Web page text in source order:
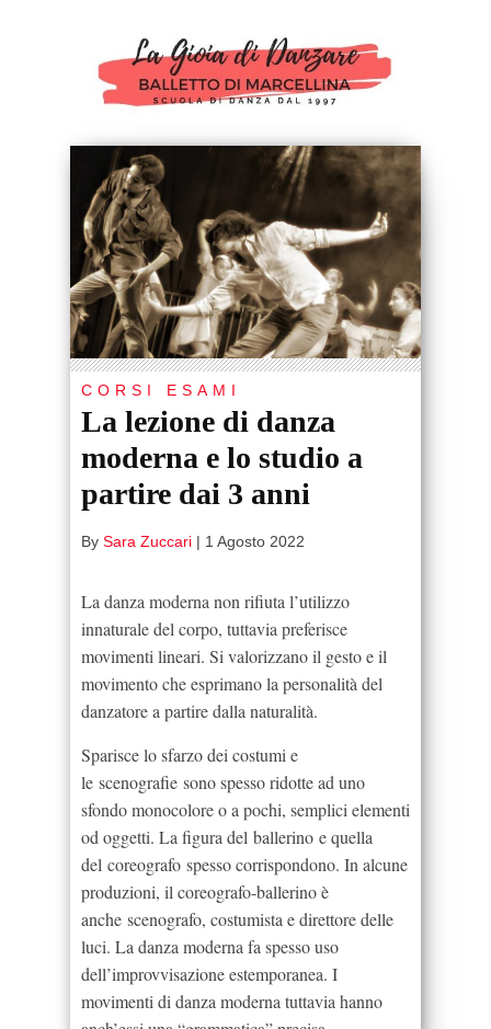
CORSI ESAMI
La lezione di danza
moderna e lo studio a
partire dai 3 anni
By Sara Zuccari | 1 Agosto 2022
La danza moderna non rifiuta l’utilizzo
innaturale del corpo, tuttavia preferisce
movimenti lineari. Si valorizzano il gesto e il
movimento che esprimano la personalità del
danzatore a partire dalla naturalità.
Sparisce lo sfarzo dei costumi e
le scenografie sono spesso ridotte ad uno
sfondo monocolore o a pochi, semplici elementi
od oggetti. La figura del ballerino e quella
del coreografo spesso corrispondono. In alcune
produzioni, il coreografo-ballerino è
anche scenografo, costumista e direttore delle
luci. La danza moderna fa spesso uso
dell’improvvisazione estemporanea. I
movimenti di danza moderna tuttavia hanno